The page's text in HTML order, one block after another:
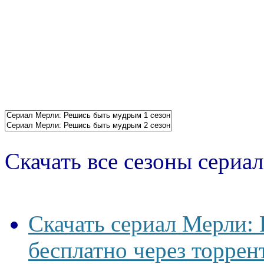
Скачать все сезоны
Скачать сериал
бесплатно через